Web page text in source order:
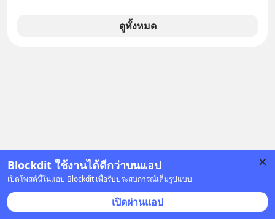
Blockdit ใช้งานได้ดีกว่าบนแอป
เปิดโพสต์นี้ในแอป Blockdit เพื่อรับประสบการณ์เต็มรูปแบบ
เปิดผ่านแอป
ดูทั้งหมด